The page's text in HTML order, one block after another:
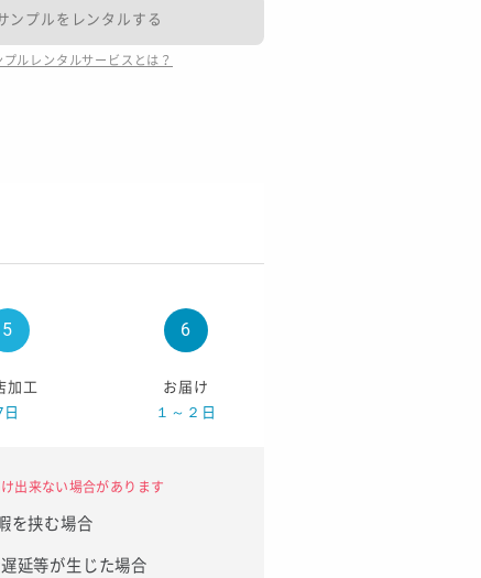
ンプルをレンタルする
ルレンタルサービスとは？
加工
日
お届け
１～２日
出来ない場合があります
を挟む場合
延等が生じた場合